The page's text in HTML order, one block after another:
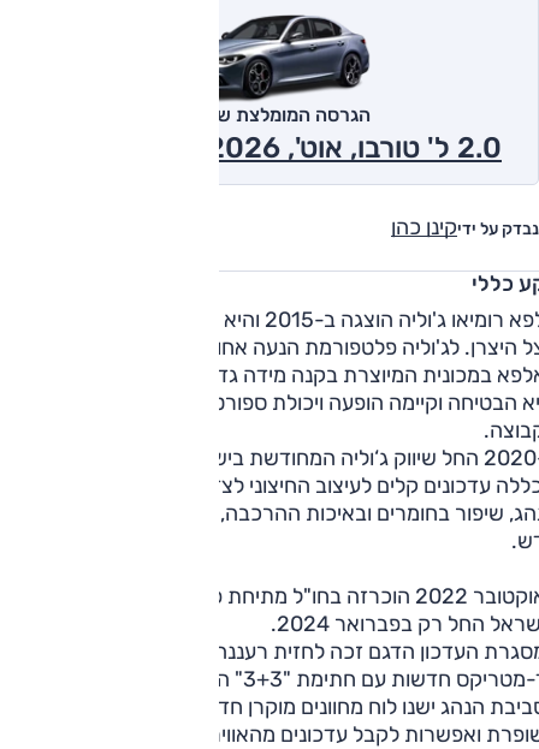
נבדק על ידיקינן כהן
הגרסה המומלצת של אוטו
2.0 ל' טורבו, אוט', Veloce, 4x4 2026
כללי
אלפא רומיאו ג'וליה הוצגה ב-2015 והיא הרבה יותר מאשר
היצרן. לג'וליה פלטפורמת הנעה אחורית - לראשונה מזה שנים
הבטיחה וקיימה הופעה ויכולת ספורטיבית שתתחרה במובילות
ב-2020 החל שיווק ג‘וליה המחודשת בישראל, לאחר מתיחת פנים
עדכונים קלים לעיצוב החיצוני לצד שינויים בעיצוב סביבת
שיפור בחומרים ובאיכות ההרכבה, כמו גם מערך מולטימדיה
באוקטובר 2022 הוכרזה בחו"ל מתיחת פנים שניה לג'וליה,
החל רק בפברואר 2024.
העדכון הדגם זכה לחזית רעננה הכוללת את יחידות
חדשות עם חתימת "3+3" החדשה של אלפא.
הנהג ישנו לוח מחוונים מוקרן חדש, מערכת מולטימדיה
ואפשרות לקבל עדכונים מהאוויר.